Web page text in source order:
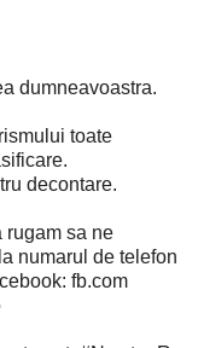
dumneavoastra.
toate
decontare.
rugam sa ne
numarul de telefon
fb.com